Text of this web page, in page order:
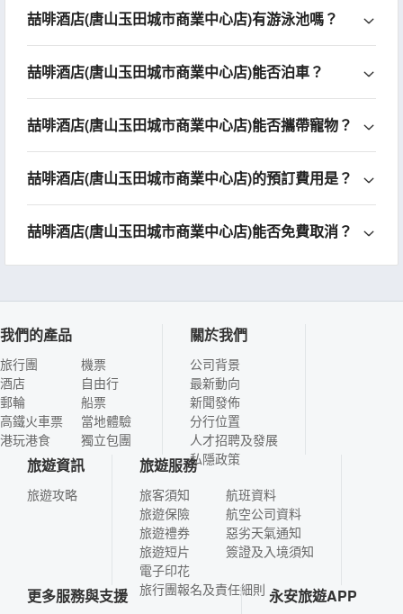
喆啡酒店(唐山玉田城市商業中心店)有游泳池嗎？
喆啡酒店(唐山玉田城市商業中心店)能否泊車？
喆啡酒店(唐山玉田城市商業中心店)能否攜帶寵物？
喆啡酒店(唐山玉田城市商業中心店)的預訂費用是？
喆啡酒店(唐山玉田城市商業中心店)能否免費取消？
我們的產品
旅行團
酒店
郵輪
高鐵火車票
港玩港食
機票
自由行
船票
當地體驗
獨立包團
關於我們
公司背景
最新動向
新聞發佈
分行位置
人才招聘及發展
私隱政策
旅遊資訊
旅遊攻略
旅遊服務
旅客須知
旅遊保險
旅遊禮券
旅遊短片
電子印花
航班資料
航空公司資料
惡劣天氣通知
簽證及入境須知
旅行團報名及責任細則
更多服務與支援 永安旅遊APP